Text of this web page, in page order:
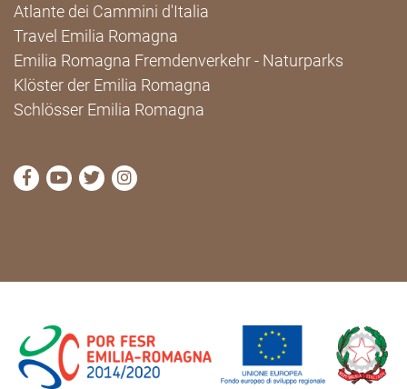
Atlante dei Cammini d'Italia
Travel Emilia Romagna
Emilia Romagna Fremdenverkehr - Naturparks
Klöster der Emilia Romagna
Schlösser Emilia Romagna
die Seite Facebook von Cammini Emilia-Romagna
die Seite YouTube von Cammini Emilia-
die Seite Twitter von Cammini Emilia-
die Seite Instagram von Cammini